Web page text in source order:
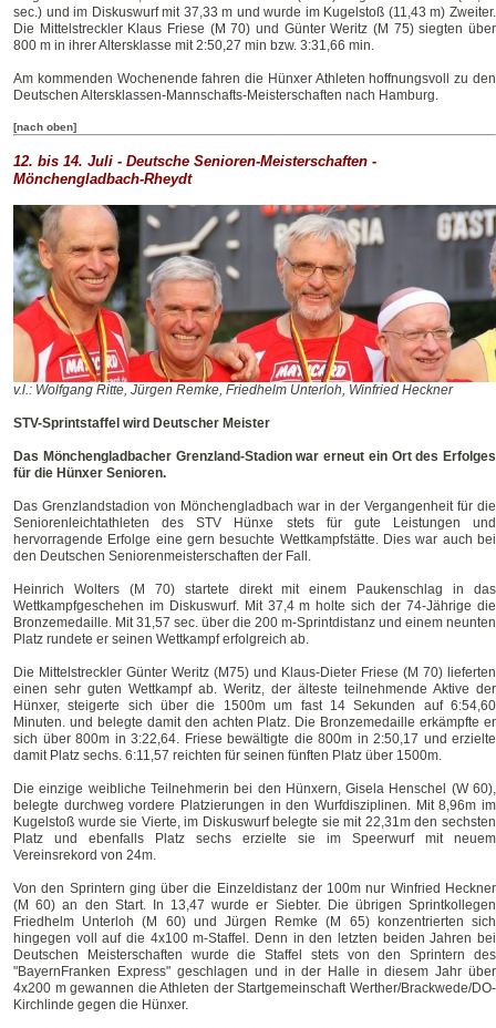
sec.) und im Diskuswurf mit 37,33 m und wurde im Kugelstoß (11,43 m) Zweiter.
Die Mittelstreckler Klaus Friese (M 70) und Günter Weritz (M 75) siegten über
800 m in ihrer Altersklasse mit 2:50,27 min bzw. 3:31,66 min.
Am kommenden Wochenende fahren die Hünxer Athleten hoffnungsvoll zu den
Deutschen Altersklassen-Mannschafts-Meisterschaften nach Hamburg.
[nach oben]
12. bis 14. Juli - Deutsche Senioren-Meisterschaften -
Mönchengladbach-Rheydt
v.l.: Wolfgang Ritte, Jürgen Remke, Friedhelm Unterloh, Winfried Heckner
STV-Sprintstaffel wird Deutscher Meister
Das Mönchengladbacher Grenzland-Stadion war erneut ein Ort des Erfolges
für die Hünxer Senioren.
Das Grenzlandstadion von Mönchengladbach war in der Vergangenheit für die
Seniorenleichtathleten des STV Hünxe stets für gute Leistungen und
hervorragende Erfolge eine gern besuchte Wettkampfstätte. Dies war auch bei
den Deutschen Seniorenmeisterschaften der Fall.
Heinrich Wolters (M 70) startete direkt mit einem Paukenschlag in das
Wettkampfgeschehen im Diskuswurf. Mit 37,4 m holte sich der 74-Jährige die
Bronzemedaille. Mit 31,57 sec. über die 200 m-Sprintdistanz und einem neunten
Platz rundete er seinen Wettkampf erfolgreich ab.
Die Mittelstreckler Günter Weritz (M75) und Klaus-Dieter Friese (M 70) lieferten
einen sehr guten Wettkampf ab. Weritz, der älteste teilnehmende Aktive der
Hünxer, steigerte sich über die 1500m um fast 14 Sekunden auf 6:54,60
Minuten. und belegte damit den achten Platz. Die Bronzemedaille erkämpfte er
sich über 800m in 3:22,64. Friese bewältigte die 800m in 2:50,17 und erzielte
damit Platz sechs. 6:11,57 reichten für seinen fünften Platz über 1500m.
Die einzige weibliche Teilnehmerin bei den Hünxern, Gisela Henschel (W 60),
belegte durchweg vordere Platzierungen in den Wurfdisziplinen. Mit 8,96m im
Kugelstoß wurde sie Vierte, im Diskuswurf belegte sie mit 22,31m den sechsten
Platz und ebenfalls Platz sechs erzielte sie im Speerwurf mit neuem
Vereinsrekord von 24m.
Von den Sprintern ging über die Einzeldistanz der 100m nur Winfried Heckner
(M 60) an den Start. In 13,47 wurde er Siebter. Die übrigen Sprintkollegen
Friedhelm Unterloh (M 60) und Jürgen Remke (M 65) konzentrierten sich
hingegen voll auf die 4x100 m-Staffel. Denn in den letzten beiden Jahren bei
Deutschen Meisterschaften wurde die Staffel stets von den Sprintern des
"BayernFranken Express" geschlagen und in der Halle in diesem Jahr über
4x200 m gewannen die Athleten der Startgemeinschaft Werther/Brackwede/DO-
Kirchlinde gegen die Hünxer.